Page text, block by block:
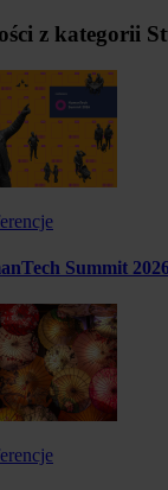
z kategorii
Summit